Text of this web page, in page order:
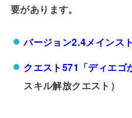
要があります。
バージョン2.4メインス
クエスト571「ディエゴ
スキル解放クエスト）